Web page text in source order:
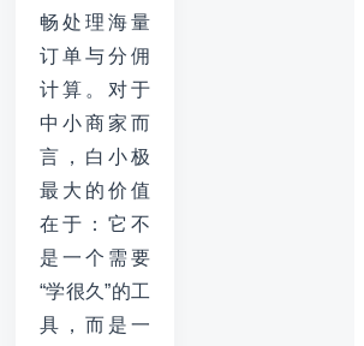
畅处理海量
订单与分佣
计算。对于
中小商家而
言，白小极
最大的价值
在于：它不
是一个需要
“学很久”的工
具，而是一